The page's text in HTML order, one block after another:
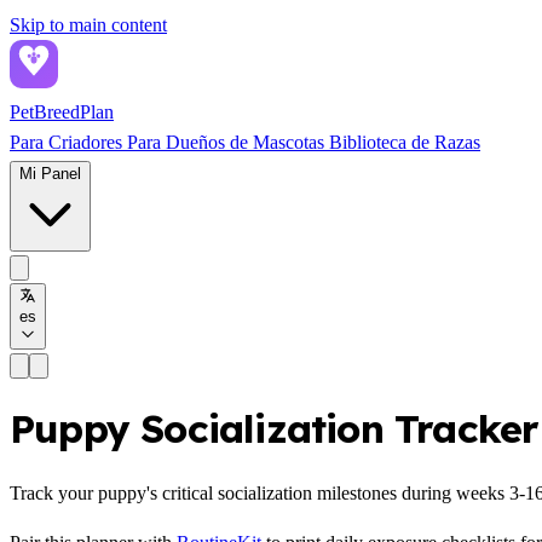
Skip to main content
PetBreedPlan
Para Criadores Para Dueños de Mascotas Biblioteca de Razas
Mi Panel
es
Puppy Socialization Tracker
Track your puppy's critical socialization milestones during weeks 3-